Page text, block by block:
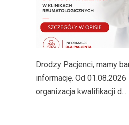
Drodzy Pacjenci, mamy
informację. Od 01.08.2026
organizacja kwalifikacji d...